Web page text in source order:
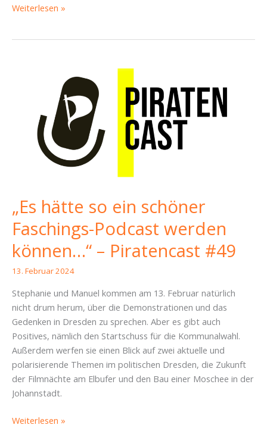
Content
Therapie
Piratencast
#103
Weiterlesen »
„Es hätte so ein schöner
Faschings-Podcast werden
können…“ – Piratencast #49
13. Februar 2024
Stephanie und Manuel kommen am 13. Februar natürlich
nicht drum herum, über die Demonstrationen und das
Gedenken in Dresden zu sprechen. Aber es gibt auch
Positives, nämlich den Startschuss für die Kommunalwahl.
Außerdem werfen sie einen Blick auf zwei aktuelle und
polarisierende Themen im politischen Dresden, die Zukunft
der Filmnächte am Elbufer und den Bau einer Moschee in der
Johannstadt.
„Es
Weiterlesen »